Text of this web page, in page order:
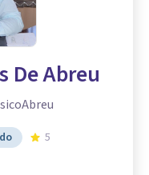
De Abreu
5